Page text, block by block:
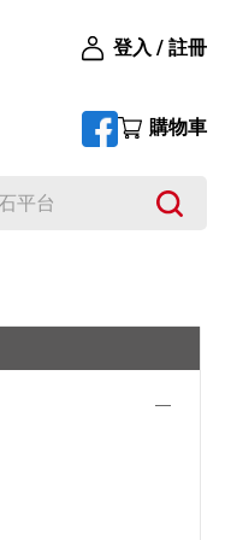
登入 / 註冊
購物車